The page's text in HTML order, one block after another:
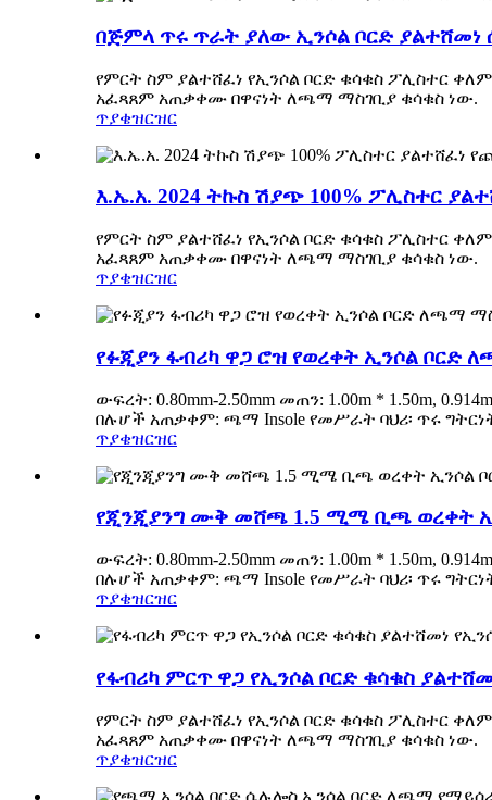
በጅምላ ጥሩ ጥራት ያለው ኢንሶል ቦርድ
የምርት ስም ያልተሸፈነ የኢንሶል ቦርድ ቁሳቁስ ፖሊስተር
አፈጻጸም አጠቃቀሙ በዋናነት ለጫማ ማስገቢያ ቁሳቁስ ነው.
ጥያቄዝርዝር
እ.ኤ.አ. 2024 ትኩስ ሽያጭ 100% ፖሊስተር
የምርት ስም ያልተሸፈነ የኢንሶል ቦርድ ቁሳቁስ ፖሊስተር
አፈጻጸም አጠቃቀሙ በዋናነት ለጫማ ማስገቢያ ቁሳቁስ ነው.
ጥያቄዝርዝር
የፉጂያን ፋብሪካ ዋጋ ሮዝ የወረቀት ኢንሶል ቦርድ
ውፍረት: 0.80mm-2.50mm መጠን: 1.00m * 1.50m,
በሉሆች አጠቃቀም: ጫማ Insole የመሥራት ባህሪ፡ ጥሩ
ጥያቄዝርዝር
የጂንጂያንግ ሙቅ መሸጫ 1.5 ሚሜ ቢጫ ወረቀት
ውፍረት: 0.80mm-2.50mm መጠን: 1.00m * 1.50m,
በሉሆች አጠቃቀም: ጫማ Insole የመሥራት ባህሪ፡ ጥሩ
ጥያቄዝርዝር
የፋብሪካ ምርጥ ዋጋ የኢንሶል ቦርድ ቁሳቁስ
የምርት ስም ያልተሸፈነ የኢንሶል ቦርድ ቁሳቁስ ፖሊስተር
አፈጻጸም አጠቃቀሙ በዋናነት ለጫማ ማስገቢያ ቁሳቁስ ነው.
ጥያቄዝርዝር